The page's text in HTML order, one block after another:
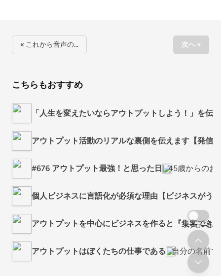
« これから音声の… 次へ »
こちらもおすすめ
「人生を変えたいならアウトプットしよう！」を伝
アウトプット活動のリアルな裏側を伝えます【発信
#676 アウトプット最強！と思った日 45歳からのお
個人ビジネスに言語化が必須な理由【ビジネスがう
アウトプットを中心にビジネスを作ると『集客でき
アウトプットはぼくたちの仕事である 自分の名前
スクロール